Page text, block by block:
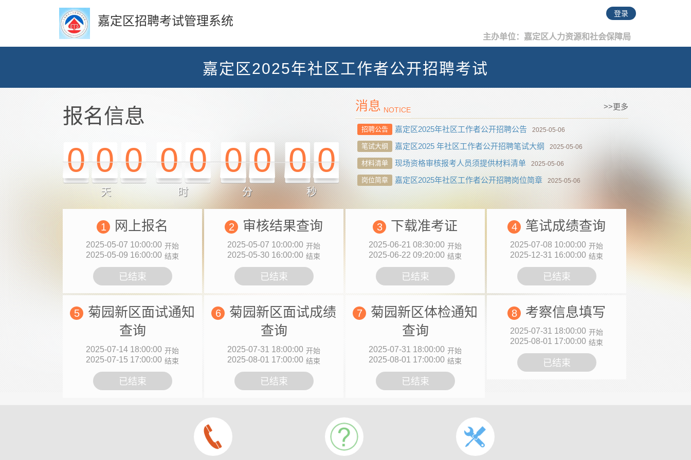
嘉定区招聘考试管理系统
登录
主办单位：嘉定区人力资源和社会保障局
嘉定区2025年社区工作者公开招聘考试
报名信息
0 0 0 0 0 0 0 0 0
天 时 分 秒
消息 NOTICE >>更多
招聘公告 嘉定区2025年社区工作者公开招聘公告 2025-05-06
笔试大纲 嘉定区2025 年社区工作者公开招聘笔试大纲 2025-05-06
材料清单 现场资格审核报考人员须提供材料清单 2025-05-06
岗位简章 嘉定区2025年社区工作者公开招聘岗位简章 2025-05-06
1 网上报名
2025-05-07 10:00:00 开始
2025-05-09 16:00:00 结束
已结束
2 审核结果查询
2025-05-07 10:00:00 开始
2025-05-30 16:00:00 结束
已结束
3 下载准考证
2025-06-21 08:30:00 开始
2025-06-22 09:20:00 结束
已结束
4 笔试成绩查询
2025-07-08 10:00:00 开始
2025-12-31 16:00:00 结束
已结束
5
菊园新区面试通知
查询
2025-07-14 18:00:00 开始
2025-07-15 17:00:00 结束
已结束
6
菊园新区面试成绩
查询
2025-07-31 18:00:00 开始
2025-08-01 17:00:00 结束
已结束
7
菊园新区体检通知
查询
2025-07-31 18:00:00 开始
2025-08-01 17:00:00 结束
已结束
8 考察信息填写
2025-07-31 18:00:00 开始
2025-08-01 17:00:00 结束
已结束